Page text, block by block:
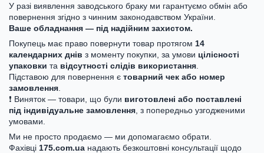
У разі виявлення заводського браку ми гарантуємо обмін або
повернення згідно з чинним законодавством України.
Ваше обладнання — під надійним захистом.
Покупець має право повернути товар протягом 14
календарних днів з моменту покупки, за умови цілісності
упаковки та відсутності слідів використання
Підставою для повернення є товарний чек або номер
замовлення
❗ Виняток — товари, що були виготовлені або поставлені
під індивідуальне замовлення , з попередньо узгодженими
умовами.
Ми не просто продаємо — ми допомагаємо обрати.
Фахівці 175.com.ua надають безкоштовні консультації щодо